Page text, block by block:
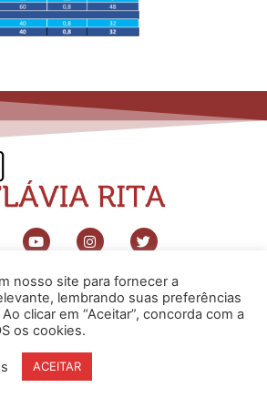
www.flaviarita.com
Rita Cursos Online2025
os direitos reservados
nosso site para fornecer a
lembrando suas preferências
clicar em “Aceitar”, concorda com a
os cookies.
ACEITAR